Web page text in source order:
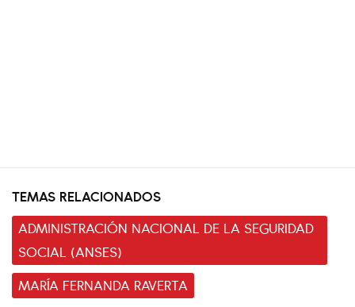
TEMAS RELACIONADOS
ADMINISTRACIÓN NACIONAL DE LA SEGURIDAD
SOCIAL (ANSES)
MARÍA FERNANDA RAVERTA